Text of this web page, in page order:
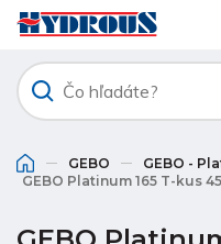
GEBO
GEBO -
GEBO Platinum 165 T-kus